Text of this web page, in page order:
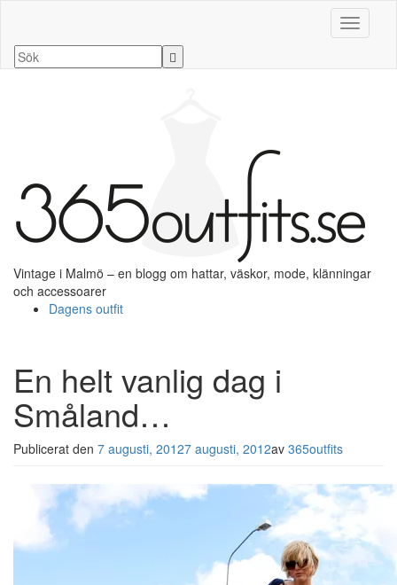
Slå på/
Vintage i Malmö – en blogg om hattar, väskor, mode, klänningar
och accessoarer
Dagens outfit
En helt vanlig dag i
Småland…
Publicerat den 7 augusti, 20127 augusti, 2012av 365outfits